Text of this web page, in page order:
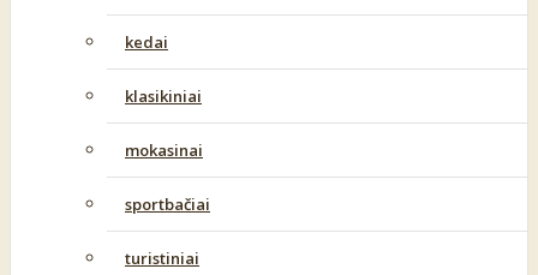
kedai
klasikiniai
mokasinai
sportbačiai
turistiniai